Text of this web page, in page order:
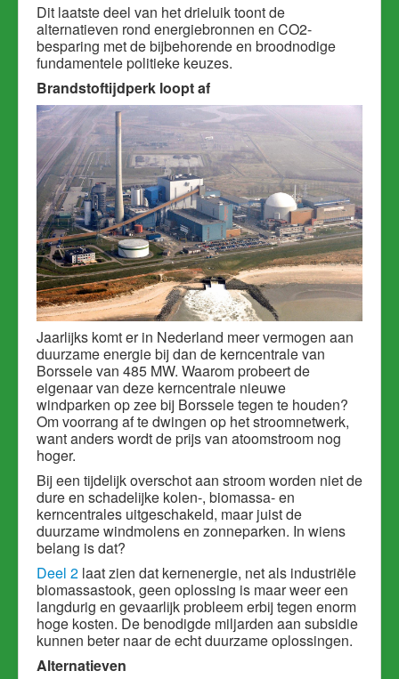
Dit laatste deel van het drieluik toont de
alternatieven rond energiebronnen en CO2-
besparing met de bijbehorende en broodnodige
fundamentele politieke keuzes.
Brandstoftijdperk loopt af
Jaarlijks komt er in Nederland meer vermogen aan
duurzame energie bij dan de kerncentrale van
Borssele van 485 MW. Waarom probeert de
eigenaar van deze kerncentrale nieuwe
windparken op zee bij Borssele tegen te houden?
Om voorrang af te dwingen op het stroomnetwerk,
want anders wordt de prijs van atoomstroom nog
hoger.
Bij een tijdelijk overschot aan stroom worden niet de
dure en schadelijke kolen-, biomassa- en
kerncentrales uitgeschakeld, maar juist de
duurzame windmolens en zonneparken. In wiens
belang is dat?
Deel 2 laat zien dat kernenergie, net als industriële
biomassastook, geen oplossing is maar weer een
langdurig en gevaarlijk probleem erbij tegen enorm
hoge kosten. De benodigde miljarden aan subsidie
kunnen beter naar de echt duurzame oplossingen.
Alternatieven